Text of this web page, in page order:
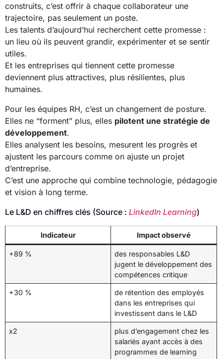
construits, c’est offrir à chaque collaborateur une
trajectoire, pas seulement un poste.
Les talents d’aujourd’hui recherchent cette promesse :
un lieu où ils peuvent grandir, expérimenter et se sentir
utiles.
Et les entreprises qui tiennent cette promesse
deviennent plus attractives, plus résilientes, plus
humaines.
Pour les équipes RH, c’est un changement de posture.
Elles ne “forment” plus, elles pilotent une stratégie de
développement.
Elles analysent les besoins, mesurent les progrès et
ajustent les parcours comme on ajuste un projet
d’entreprise.
C’est une approche qui combine technologie, pédagogie
et vision à long terme.
Le L&D en chiffres clés (Source : LinkedIn Learning)
Indicateur Impact observé
+89 %
des responsables L&D
jugent le développement des
compétences critique
+30 %
de rétention des employés
dans les entreprises qui
investissent dans le L&D
x2
plus d’engagement chez les
salariés ayant accès à des
programmes de learning